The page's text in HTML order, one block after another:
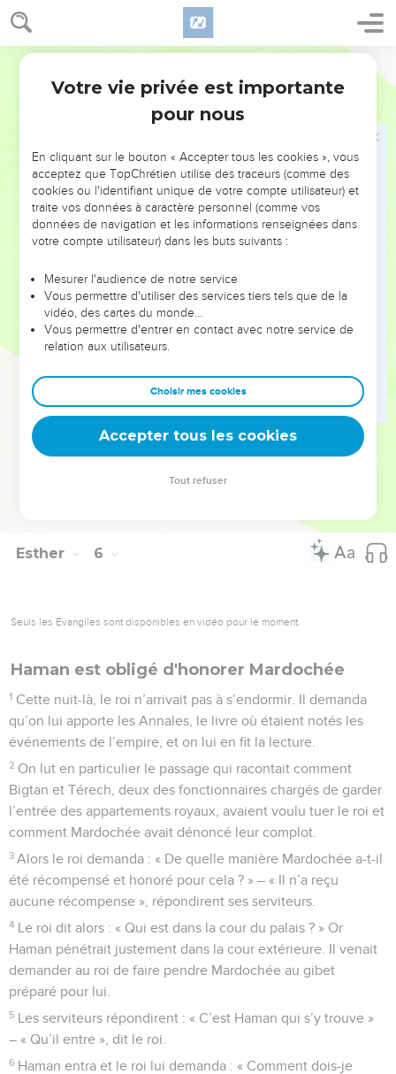
Esther 5
léger. Mais, à la porte du palais, il constata que Mardochée
ne se levait pas et n’avait pas le moindre mouvement de
respect à son égard ; il fut rempli de colère contre lui.
Il se domina pourtant et rentra chez lui. Il fit venir ses amis
et sa femme, Zérech.
Devant eux il se vanta de ses impressionnantes richesses,
comblé en le plaçant au-dessus de tous les hauts
fonctionnaires et ministres.
« En plus de cela, ajouta Haman, la reine Esther m’a invité,
moi seul, à accompagner le roi au festin qu’elle a préparé
Mais tout cela ne me donne aucun plaisir tant que je vois
Mardochée, le Juif, en fonction à l’entrée du palais. »
Alors Zérech, la femme de Haman, et tous ses amis lui
firent cette suggestion : « Fais donc préparer un gibet de
vingt-cinq mètres ; demain matin tu demanderas au roi que
Mardochée y soit pendu. Tu pourras alors te rendre gaiement
au festin en compagnie du roi. » Cette proposition plut à
Haman qui fit préparer le gibet.
© Société biblique française – Bibli’O, 1997, avec autorisation. Pour vous procurer
Esther 6
Seuls les Évangiles sont disponibles en vidéo pour le moment.
Haman est obligé d'honorer Mardochée
1 Cette nuit-là, le roi n’arrivait pas à s’endormir. Il demanda
qu’on lui apporte les Annales, le livre où étaient notés les
événements de l’empire, et on lui en fit la lecture.
2 On lut en particulier le passage qui racontait comment
Bigtan et Térech, deux des fonctionnaires chargés de garder
l’entrée des appartements royaux, avaient voulu tuer le roi et
comment Mardochée avait dénoncé leur complot.
3 Alors le roi demanda : « De quelle manière Mardochée a-t-il
été récompensé et honoré pour cela ? » – « Il n’a reçu
aucune récompense », répondirent ses serviteurs.
4 Le roi dit alors : « Qui est dans la cour du palais ? » Or
Haman pénétrait justement dans la cour extérieure. Il venait
demander au roi de faire pendre Mardochée au gibet
préparé pour lui.
5 Les serviteurs répondirent : « C’est Haman qui s’y trouve »
– « Qu’il entre », dit le roi.
6 Haman entra et le roi lui demanda : « Comment dois-je
Votre vie privée est importante
pour nous
En cliquant sur le bouton « Accepter tous les cookies », vous
acceptez que TopChrétien utilise des traceurs (comme des
cookies ou l'identifiant unique de votre compte utilisateur) et
traite vos données à caractère personnel (comme vos
données de navigation et les informations renseignées dans
votre compte utilisateur) dans les buts suivants :
Mesurer l'audience de notre service
Vous permettre d'utiliser des services tiers tels que de la
vidéo, des cartes du monde…
Vous permettre d'entrer en contact avec notre service de
relation aux utilisateurs.
Choisir mes cookies
Accepter tous les cookies
Tout refuser